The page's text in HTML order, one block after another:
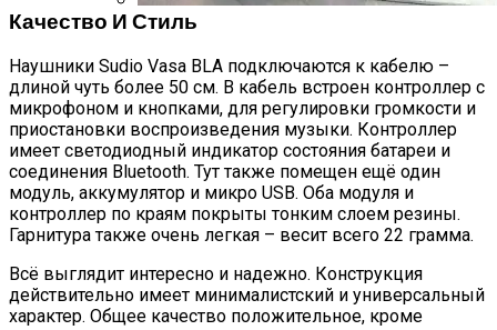
Рабочей Станции C Потрясающей
Конструкции И Мощностью
Качество И Стиль
Наушники Sudio Vasa BLA подключаются к кабелю –
длиной чуть более 50 см. В кабель встроен контроллер с
микрофоном и кнопками, для регулировки громкости и
приостановки воспроизведения музыки. Контроллер
имеет светодиодный индикатор состояния батареи и
соединения Bluetooth. Тут также помещен ещё один
модуль, аккумулятор и микро USB. Оба модуля и
контроллер по краям покрыты тонким слоем резины.
Гарнитура также очень легкая – весит всего 22 грамма.
Всё выглядит интересно и надежно. Конструкция
действительно имеет минималистский и универсальный
характер. Общее качество положительное, кроме